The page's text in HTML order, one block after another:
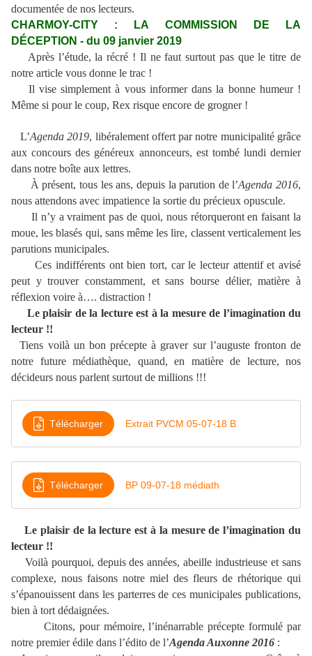
documentée de nos lecteurs.
CHARMOY-CITY : LA COMMISSION DE LA
DÉCEPTION - du 09 janvier 2019
Après l’étude, la récré ! Il ne faut surtout pas que le titre de
notre article vous donne le trac !
Il vise simplement à vous informer dans la bonne humeur !
Même si pour le coup, Rex risque encore de grogner !
L’Agenda 2019, libéralement offert par notre municipalité grâce
aux concours des généreux annonceurs, est tombé lundi dernier
dans notre boîte aux lettres.
À présent, tous les ans, depuis la parution de l’Agenda 2016,
nous attendons avec impatience la sortie du précieux opuscule.
Il n’y a vraiment pas de quoi, nous rétorqueront en faisant la
moue, les blasés qui, sans même les lire, classent verticalement les
parutions municipales.
Ces indifférents ont bien tort, car le lecteur attentif et avisé
peut y trouver constamment, et sans bourse délier, matière à
réflexion voire à…. distraction !
Le plaisir de la lecture est à la mesure de l’imagination du
lecteur !!
Tiens voilà un bon précepte à graver sur l’auguste fronton de
notre future médiathèque, quand, en matière de lecture, nos
décideurs nous parlent surtout de millions !!!
Télécharger Extrait PVCM 05-07-18 B
Télécharger BP 09-07-18 médiath
Le plaisir de la lecture est à la mesure de l’imagination du
lecteur !!
Voilà pourquoi, depuis des années, abeille industrieuse et sans
complexe, nous faisons notre miel des fleurs de rhétorique qui
s’épanouissent dans les parterres de ces municipales publications,
bien à tort dédaignées.
Citons, pour mémoire, l’inénarrable précepte formulé par
notre premier édile dans l’édito de l’Agenda Auxonne 2016 :